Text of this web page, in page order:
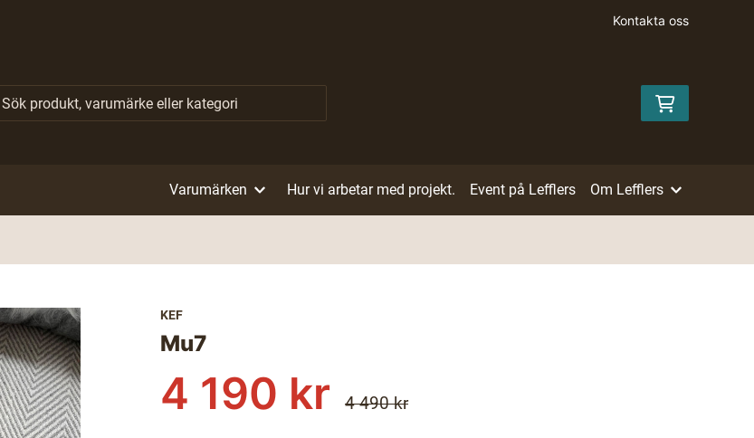
Kontakta oss
Varumärken Hur vi arbetar med projekt. Event på Lefflers Om Lefflers
KEF
Mu7
4 190 kr 4 490 kr